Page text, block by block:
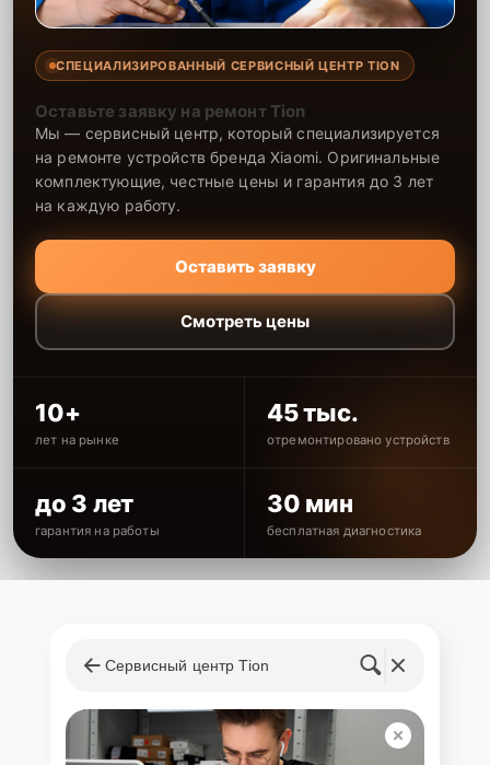
СПЕЦИАЛИЗИРОВАННЫЙ СЕРВИСНЫЙ ЦЕНТР TION
Оставьте заявку на ремонт Tion
Мы — сервисный центр, который специализируется
на ремонте устройств бренда Xiaomi. Оригинальные
комплектующие, честные цены и гарантия до 3 лет
на каждую работу.
Оставить заявку
Смотреть цены
10+
лет на рынке
45 тыс.
отремонтировано устройств
до 3 лет
гарантия на работы
30 мин
бесплатная диагностика
Сервисный центр Tion